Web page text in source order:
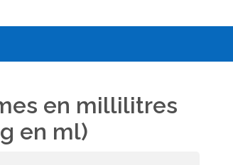
en millilitres
en ml)